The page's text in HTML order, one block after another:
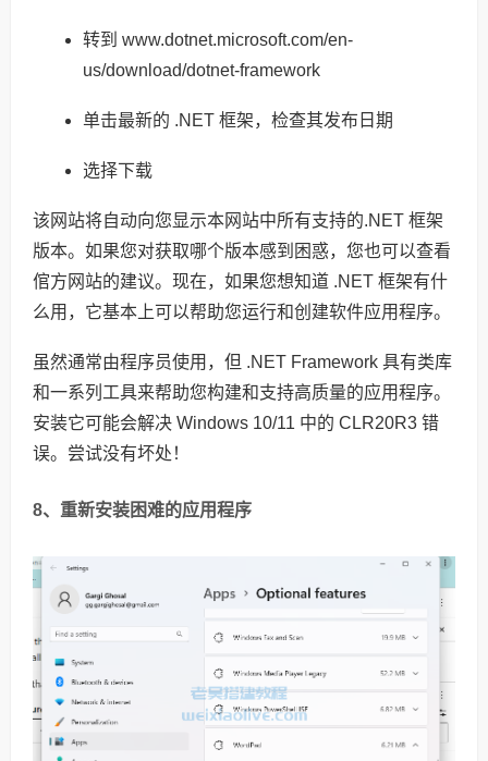
转到 www.dotnet.microsoft.com/en-
us/download/dotnet-framework
单击最新的 .NET 框架，检查其发布日期
选择下载
该网站将自动向您显示本网站中所有支持的.NET 框架
版本。如果您对获取哪个版本感到困惑，您也可以查看
倌方网站的建议。现在，如果您想知道 .NET 框架有什
么用，它基本上可以帮助您运行和创建软件应用程序。
虽然通常由程序员使用，但 .NET Framework 具有类库
和一系列工具来帮助您构建和支持高质量的应用程序。
安装它可能会解决 Windows 10/11 中的 CLR20R3 错
误。尝试没有坏处！
8、重新安装困难的应用程序